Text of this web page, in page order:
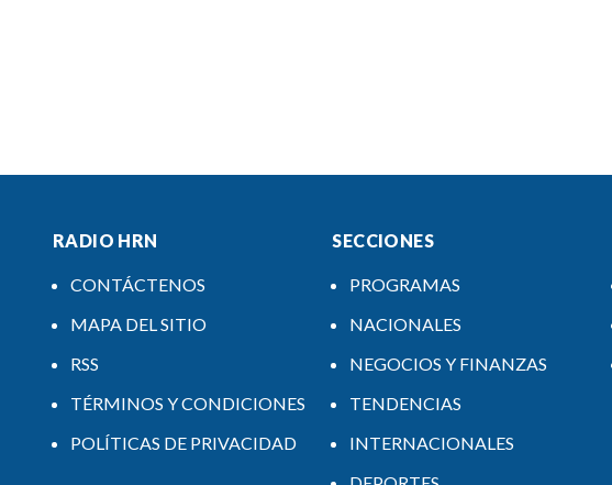
RADIO HRN
CONTÁCTENOS
MAPA DEL SITIO
RSS
TÉRMINOS Y CONDICIONES
POLÍTICAS DE PRIVACIDAD
SECCIONES
PROGRAMAS
NACIONALES
NEGOCIOS Y FINANZAS
TENDENCIAS
INTERNACIONALES